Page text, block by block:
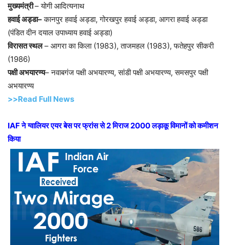
मुख्यमंत्री– योगी आदित्यनाथ
हवाई अड्डा–कानपुर हवाई अड्डा, गोरखपुर हवाई अड्डा, आगरा हवाई अड्डा
(पंडित दीन दयाल उपाध्याय हवाई अड्डा)
विरासत स्थल– आगरा का किला (1983), ताजमहल (1983), फतेहपुर सीकरी
(1986)
पक्षी अभयारण्य– नवाबगंज पक्षी अभयारण्य, सांडी पक्षी अभयारण्य, समसपुर पक्षी
अभयारण्य
>>Read Full News
IAF ने ग्वालियर एयर बेस पर फ्रांस से 2 मिराज 2000 लड़ाकू विमानों को कमीशन
किया